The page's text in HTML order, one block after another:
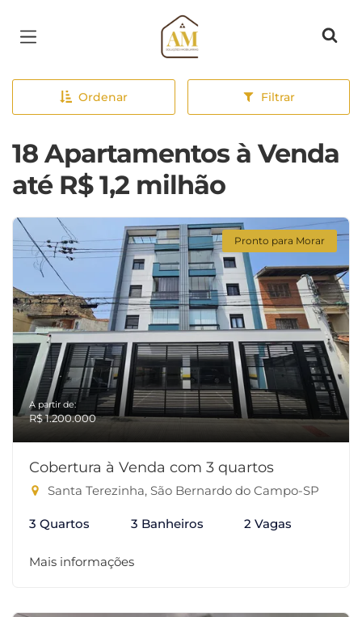
Página inicial
Ordenar Filtrar
18 Apartamentos à Venda
até R$ 1,2 milhão
Pronto para Morar
A partir de:
R$ 1.200.000
Cobertura à Venda com 3 quartos
Santa Terezinha, São Bernardo do Campo-SP
3 Quartos 3 Banheiros 2 Vagas
Mais informações